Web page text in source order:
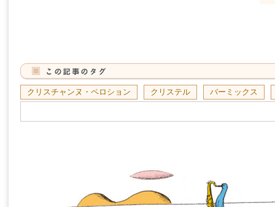
クリスチャンヌ・ペロション クリステル バーミックス